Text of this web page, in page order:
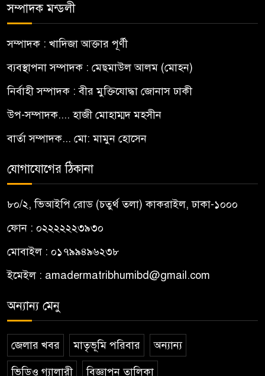
সম্পাদক মন্ডলী
সম্পাদক : খাদিজা আক্তার পূর্ণী
ব্যবস্থাপনা সম্পাদক : মেছমাউল আলম (মোহন)
নির্বাহী সম্পাদক : বীর মুক্তিযোদ্ধা জোনাস ঢাকী
উপ-সম্পাদক.... হাজী মোহাম্মদ মহসীন
বার্তা সম্পাদক... মো: মামুন হোসেন
যোগাযোগের ঠিকানা
৮০/২, ভিআইপি রোড (চতুর্থ তলা) কাকরাইল, ঢাকা-১০০০
ফোন : ০২২২২২২৩৯৩০
মোবাইল : ০১৭৯৯৪৯৬২৩৮
ইমেইল : amadermatribhumibd@gmail.com
অন্যান্য মেনু
জেলার খবর মাতৃভূমি পরিবার অন্যান্য
ভিডিও গ্যালারী বিজ্ঞাপন তালিকা